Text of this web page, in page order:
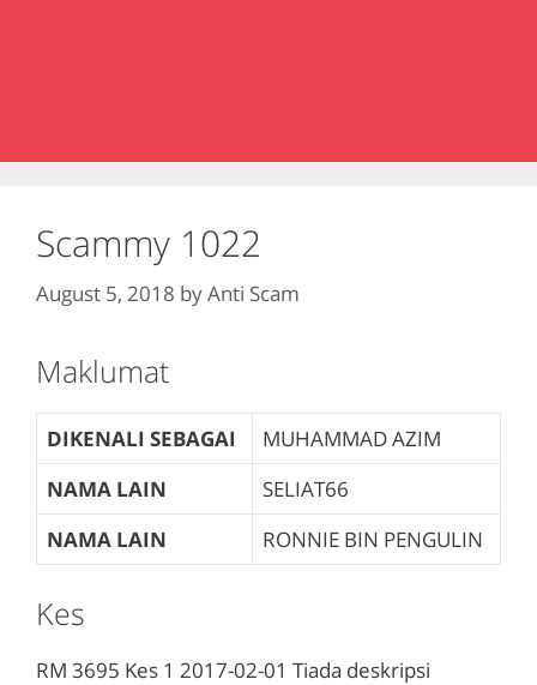
Scammy 1022
August 5, 2018 byAnti Scam
Maklumat
DIKENALI SEBAGAI
MUHAMMAD AZIM
NAMA LAIN
SELIAT66
NAMA LAIN
RONNIE BIN PENGULIN
Kes
RM 3695 Kes 1 2017-02-01 Tiada deskripsi